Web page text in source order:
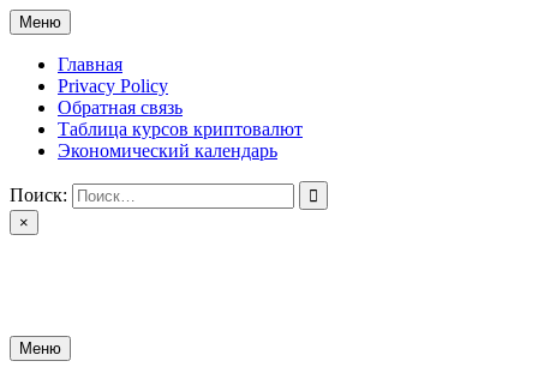
Перейти
к
содержимому
Меню
Главная
Privacy Policy
Обратная связь
Таблица курсов криптовалют
Экономический календарь
Поиск:
×
Меню